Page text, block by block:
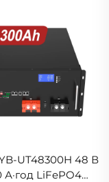
акумулятор для
енергетики,
для домашніх
сонячних
та
резервного
UT48300H 48 В
А·год LiFePO4